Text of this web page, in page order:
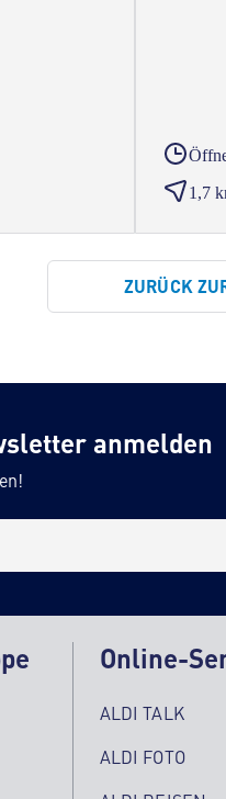
1,7
ZURÜCK
anmelden
Online-
ALDI TALK
ALDI FOTO